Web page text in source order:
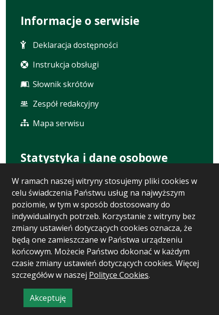
W ramach naszej witryny stosujemy pliki cookies w
celu świadczenia Państwu usług na najwyższym
poziomie, w tym w sposób dostosowany do
indywidualnych potrzeb. Korzystanie z witryny bez
zmiany ustawień dotyczących cookies oznacza, że
będą one zamieszczane w Państwa urządzeniu
końcowym. Możecie Państwo dokonać w każdym
czasie zmiany ustawień dotyczących cookies. Więcej
szczegółów w naszej Polityce Cookies.
Akceptuję
informację
Informacje o serwisie
Deklaracja dostępności
Instrukcja obsługi
Słownik skrótów
Zespół redakcyjny
Mapa serwisu
Statystyka i dane osobowe
Statystyki oglądalności
Ostatnio dodane
Polityka prywatności
RODO
Wersja systemu: 5.7.0 [110]
Ostatnia aktualizacja BIP: 06.08.2026 08:33
CMS i hosting: Logonet Sp. z o.o. w Bydgoszczy